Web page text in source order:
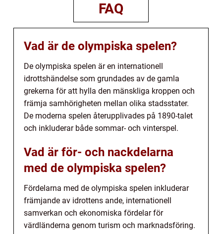
FAQ
Vad är de olympiska spelen?
De olympiska spelen är en internationell
idrottshändelse som grundades av de gamla
grekerna för att hylla den mänskliga kroppen och
främja samhörigheten mellan olika stadsstater.
De moderna spelen återupplivades på 1890-talet
och inkluderar både sommar- och vinterspel.
Vad är för- och nackdelarna
med de olympiska spelen?
Fördelarna med de olympiska spelen inkluderar
främjande av idrottens ande, internationell
samverkan och ekonomiska fördelar för
värdländerna genom turism och marknadsföring.